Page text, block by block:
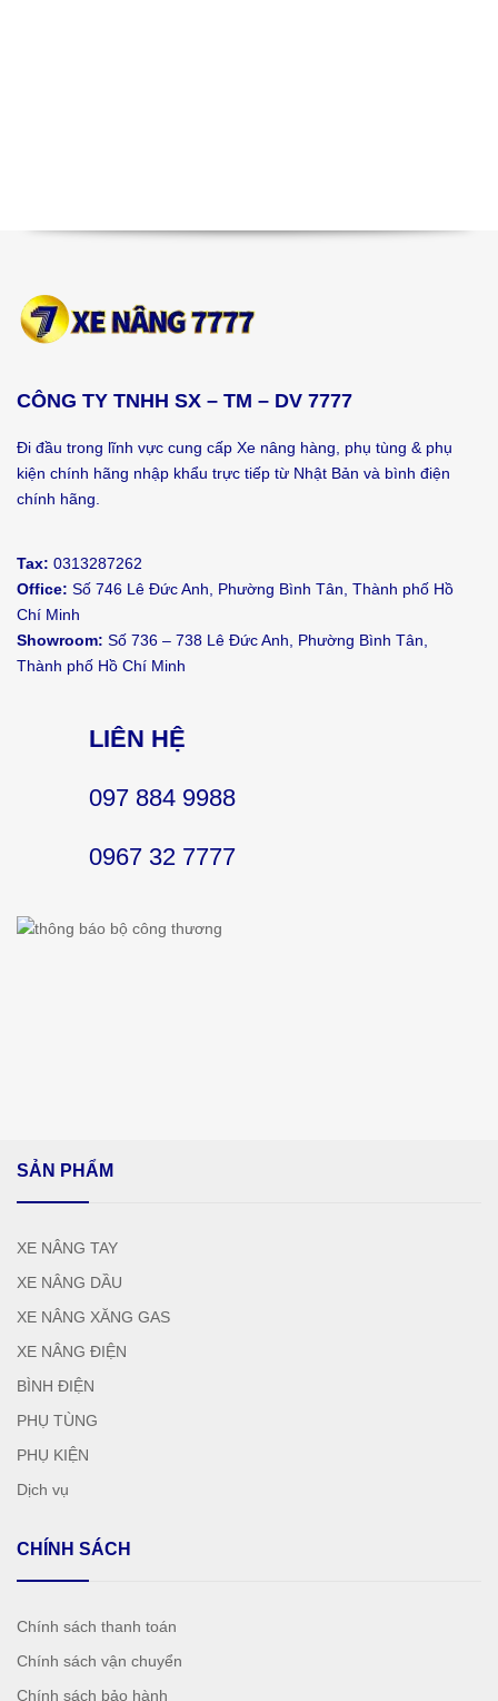
CÔNG TY TNHH SX – TM – DV 7777
Đi đầu trong lĩnh vực cung cấp Xe nâng hàng, phụ tùng & phụ
kiện chính hãng nhập khẩu trực tiếp từ Nhật Bản và bình điện
chính hãng.
Tax: 0313287262
Office: Số 746 Lê Đức Anh, Phường Bình Tân, Thành phố Hồ
Chí Minh
Showroom: Số 736 – 738 Lê Đức Anh, Phường Bình Tân,
Thành phố Hồ Chí Minh
LIÊN HỆ
097 884 9988
0967 32 7777
SẢN PHẨM
XE NÂNG TAY
XE NÂNG DẦU
XE NÂNG XĂNG GAS
XE NÂNG ĐIỆN
BÌNH ĐIỆN
PHỤ TÙNG
PHỤ KIỆN
Dịch vụ
CHÍNH SÁCH
Chính sách thanh toán
Chính sách vận chuyển
Chính sách bảo hành